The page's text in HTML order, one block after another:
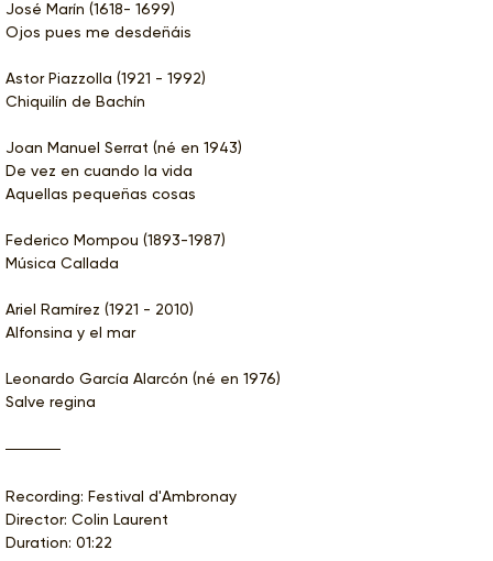
José Marín (1618- 1699)
Ojos pues me desdeñáis
Astor Piazzolla (1921 - 1992)
Chiquilín de Bachín
Joan Manuel Serrat (né en 1943)
De vez en cuando la vida
Aquellas pequeñas cosas
Federico Mompou (1893-1987)
Música Callada
Ariel Ramírez (1921 - 2010)
Alfonsina y el mar
Leonardo García Alarcón (né en 1976)
Salve regina
Recording: Festival d'Ambronay
Director: Colin Laurent
Duration: 01:22